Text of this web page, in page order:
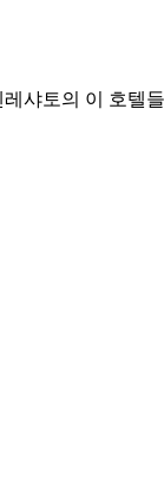
샤토의 이 호텔